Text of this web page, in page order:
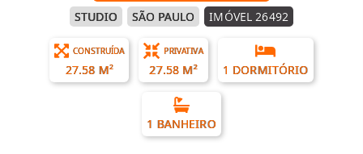
STUDIO
SÃO PAULO IMÓVEL 26492
CONSTRUÍDA
27.58 M²
PRIVATIVA
27.58 M² 1 DORMITÓRIO
1 BANHEIRO